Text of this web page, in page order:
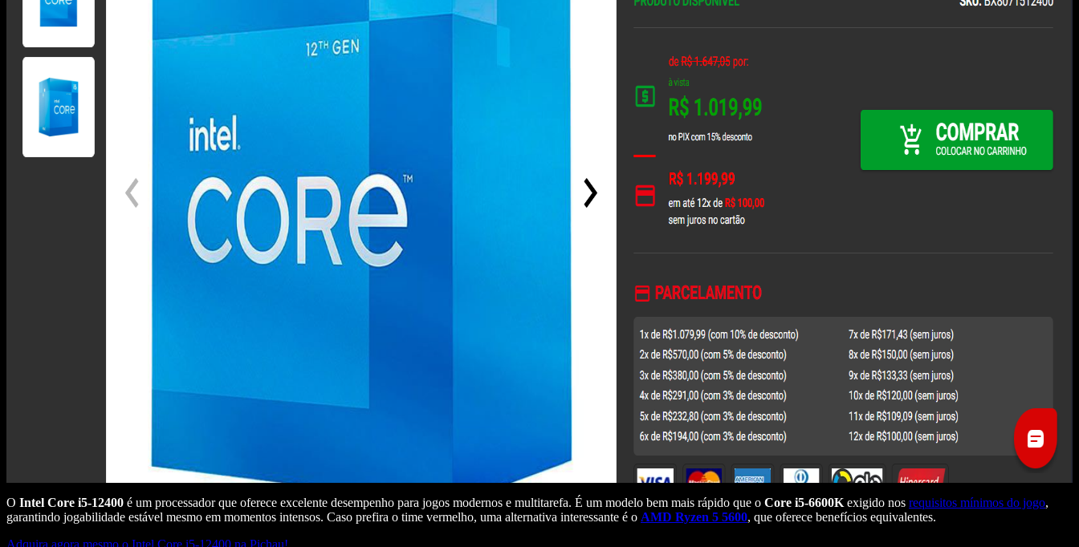
O Intel Core i5-12400 é um processador que oferece excelente desempenho para jogos modernos e multitarefa. É um modelo bem mais rápido que o Core i5-6600K exigido nos requisitos mínimos do jogo,
garantindo jogabilidade estável mesmo em momentos intensos. Caso prefira o time vermelho, uma alternativa interessante é o AMD Ryzen 5 5600, que oferece benefícios equivalentes.
Adquira agora mesmo o Intel Core i5-12400 na Pichau!